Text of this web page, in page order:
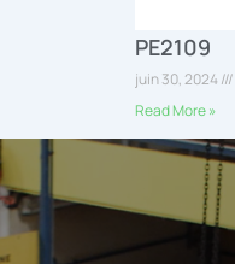
PE2109
juin 30, 2024
Read More »